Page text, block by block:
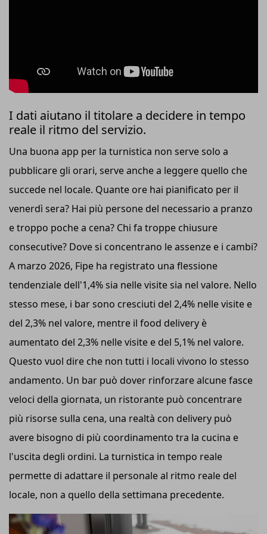
I dati aiutano il titolare a decidere in tempo
reale il ritmo del servizio.
Una buona app per la turnistica non serve solo a
pubblicare gli orari, serve anche a leggere quello che
succede nel locale. Quante ore hai pianificato per il
venerdì sera? Hai più persone del necessario a pranzo
e troppo poche a cena? Chi fa troppe chiusure
consecutive? Dove si concentrano le assenze e i cambi?
A marzo 2026, Fipe ha registrato una flessione
tendenziale dell'1,4% sia nelle visite sia nel valore. Nello
stesso mese, i bar sono cresciuti del 2,4% nelle visite e
del 2,3% nel valore, mentre il food delivery è
aumentato del 2,3% nelle visite e del 5,1% nel valore.
Questo vuol dire che non tutti i locali vivono lo stesso
andamento. Un bar può dover rinforzare alcune fasce
veloci della giornata, un ristorante può concentrare
più risorse sulla cena, una realtà con delivery può
avere bisogno di più coordinamento tra la cucina e
l'uscita degli ordini. La turnistica in tempo reale
permette di adattare il personale al ritmo reale del
locale, non a quello della settimana precedente.